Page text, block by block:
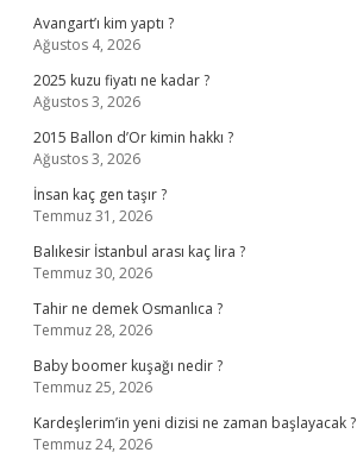
Avangart’ı kim yaptı ?
Ağustos 4, 2026
2025 kuzu fiyatı ne kadar ?
Ağustos 3, 2026
2015 Ballon d’Or kimin hakkı ?
Ağustos 3, 2026
İnsan kaç gen taşır ?
Temmuz 31, 2026
Balıkesir İstanbul arası kaç lira ?
Temmuz 30, 2026
Tahir ne demek Osmanlıca ?
Temmuz 28, 2026
Baby boomer kuşağı nedir ?
Temmuz 25, 2026
Kardeşlerim’in yeni dizisi ne zaman başlayacak ?
Temmuz 24, 2026